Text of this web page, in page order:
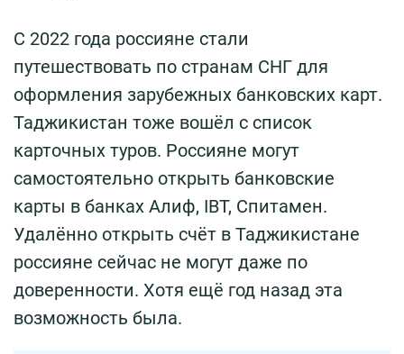
С 2022 года россияне стали
путешествовать по странам СНГ для
оформления зарубежных банковских карт.
Таджикистан тоже вошёл с список
карточных туров. Россияне могут
самостоятельно открыть банковские
карты в банках Алиф, IBT, Спитамен.
Удалённо открыть счёт в Таджикистане
россияне сейчас не могут даже по
доверенности. Хотя ещё год назад эта
возможность была.